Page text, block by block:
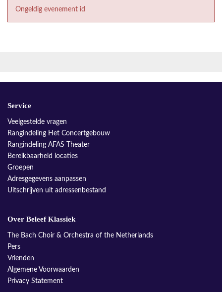
Ongeldig evenement id
Service
Veelgestelde vragen
Rangindeling Het Concertgebouw
Rangindeling AFAS Theater
Bereikbaarheid locaties
Groepen
Adresgegevens aanpassen
Uitschrijven uit adressenbestand
Over Beleef Klassiek
The Bach Choir & Orchestra of the Netherlands
Pers
Vrienden
Algemene Voorwaarden
Privacy Statement